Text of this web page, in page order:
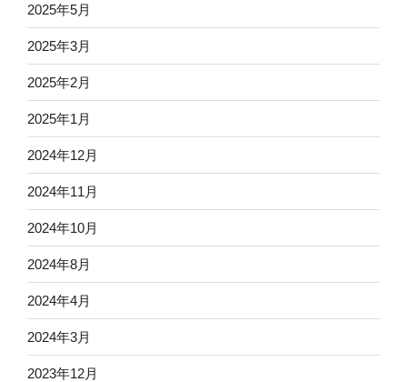
2025年5月
2025年3月
2025年2月
2025年1月
2024年12月
2024年11月
2024年10月
2024年8月
2024年4月
2024年3月
2023年12月